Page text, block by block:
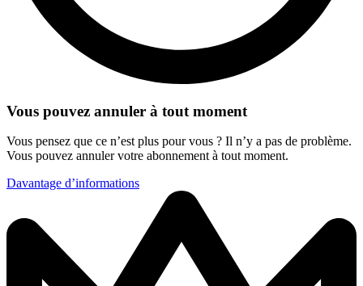
Vous pouvez annuler à tout moment
Vous pensez que ce n’est plus pour vous ? Il n’y a pas de problème.
Vous pouvez annuler votre abonnement à tout moment.
Davantage d’informations